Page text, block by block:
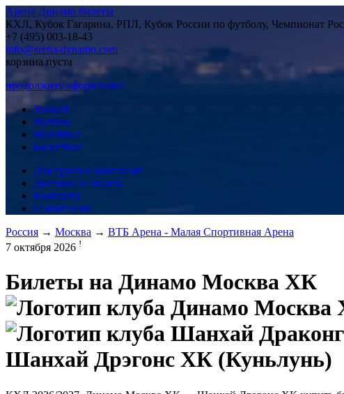
Арена Динамо билеты
КХЛ, Кубок Гагарина, РПЛ, Кубок России по футболу, Чемпионат
+7 (495) 003-18-43
info@arena-dynamo.com
корзина пуста
продолжить оформление
Хоккей
Футбол
Волейбол
Баскетбол
Для групп и компаний
Доставка и оплата
Контакты
О компании
Россия → Москва → ВТБ Арена - Малая Спортивная Арена
7 октября 2026 !
Билеты на Динамо Москва ХК
Шанхай Дрэгонс ХК (Куньлунь)